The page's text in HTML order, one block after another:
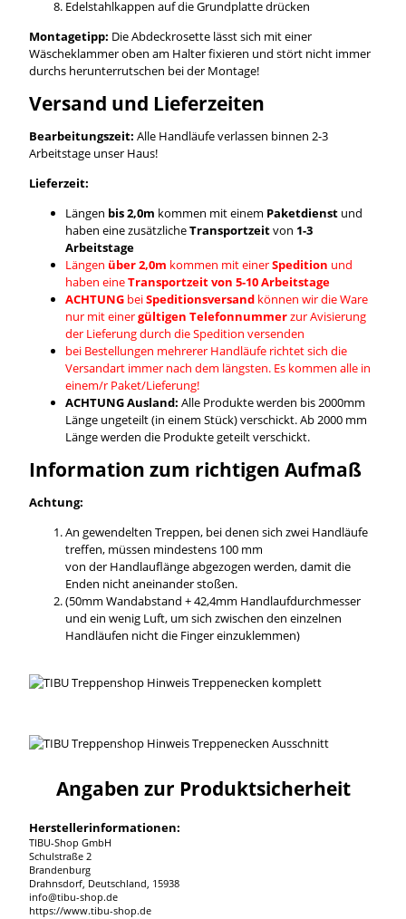
Edelstahlkappen auf die Grundplatte drücken
Montagetipp: Die Abdeckrosette lässt sich mit einer
Wäscheklammer oben am Halter fixieren und stört nicht immer
durchs herunterrutschen bei der Montage!
Versand und Lieferzeiten
Bearbeitungszeit: Alle Handläufe verlassen binnen 2-3
Arbeitstage unser Haus!
Lieferzeit:
Längen bis 2,0m kommen mit einem Paketdienstund
haben eine zusätzlicheTransportzeitvon 1-3
Arbeitstage
Längen über 2,0m kommen mit einerSpedition und
haben eineTransportzeit von 5-10 Arbeitstage
ACHTUNGbeiSpeditionsversandkönnen wir die Ware
nur mit einergültigen Telefonnummerzur Avisierung
der Lieferung durch die Spedition versenden
bei Bestellungen mehrerer Handläufe richtet sich die
Versandart immer nach dem längsten. Es kommen alle in
einem/r Paket/Lieferung!
ACHTUNG Ausland: Alle Produkte werden bis 2000mm
Länge ungeteilt (in einem Stück) verschickt. Ab 2000 mm
Länge werden die Produkte geteilt verschickt.
Information zum richtigen Aufmaß
Achtung:
An gewendelten Treppen, bei denen sich zwei Handläufe
treffen, müssen mindestens 100 mm
von der Handlauflänge abgezogen werden, damit die
Enden nicht aneinander stoßen.
(50mm Wandabstand + 42,4mm Handlaufdurchmesser
und ein wenig Luft, um sich zwischen den einzelnen
Handläufen nicht die Finger einzuklemmen)
Angaben zur Produktsicherheit
Herstellerinformationen:
TIBU-Shop GmbH
Schulstraße 2
Brandenburg
Drahnsdorf, Deutschland, 15938
info@tibu-shop.de
https://www.tibu-shop.de